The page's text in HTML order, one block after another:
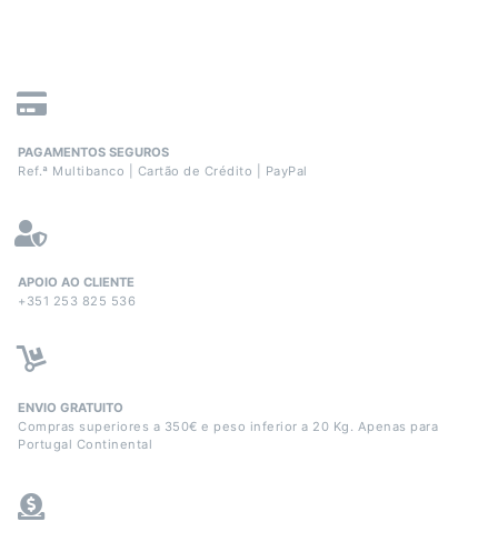
PAGAMENTOS SEGUROS
Ref.ª Multibanco | Cartão de Crédito | PayPal
APOIO AO CLIENTE
+351 253 825 536
ENVIO GRATUITO
Compras superiores a 350€ e peso inferior a 20 Kg. Apenas para
Portugal Continental